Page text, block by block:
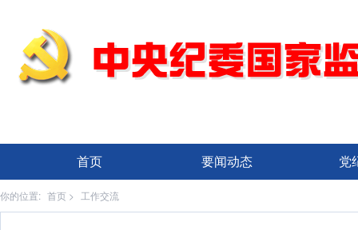
首页 要闻动态 党
你的位置: 首页 > 工作交流